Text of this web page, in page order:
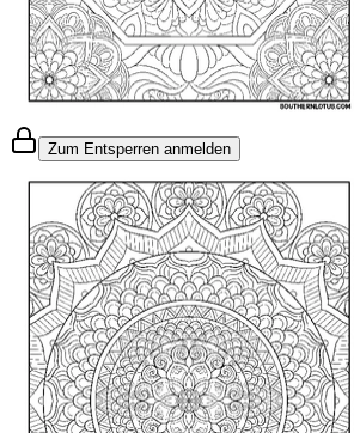
Zum Entsperren anmelden